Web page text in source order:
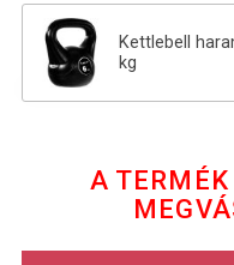
Kettlebell
kg
A